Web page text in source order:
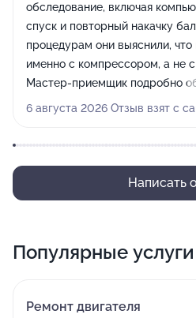
обследование, включая
спуск и повторный накачку
процедурам они выяснили, что
именно с компрессором, а не
Мастер-приемщик подробно
заключается проблема, какие
6 августа 2026 Отзыв взят с
Написать
Популярные услуги
Ремонт двигателя